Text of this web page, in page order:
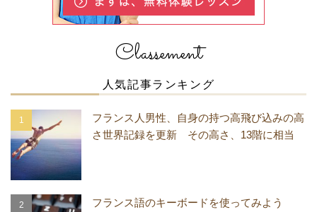
Classement
人気記事ランキング
フランス人男性、自身の持つ高飛び込みの高
さ世界記録を更新 その高さ、13階に相当
フランス語のキーボードを使ってみよう